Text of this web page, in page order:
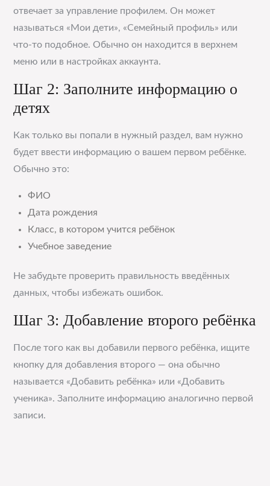
отвечает за управление профилем. Он может
называться «Мои дети», «Семейный профиль» или
что-то подобное. Обычно он находится в верхнем
меню или в настройках аккаунта.
Шаг 2: Заполните информацию о
детях
Как только вы попали в нужный раздел, вам нужно
будет ввести информацию о вашем первом ребёнке.
Обычно это:
ФИО
Дата рождения
Класс, в котором учится ребёнок
Учебное заведение
Не забудьте проверить правильность введённых
данных, чтобы избежать ошибок.
Шаг 3: Добавление второго ребёнка
После того как вы добавили первого ребёнка, ищите
кнопку для добавления второго — она обычно
называется «Добавить ребёнка» или «Добавить
ученика». Заполните информацию аналогично первой
записи.